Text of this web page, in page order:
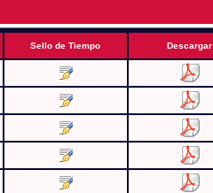
Sello de Tiempo Descargar